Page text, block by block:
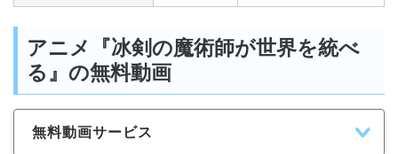
アニメ『冰剣の魔術師が世界を統べ
る』の無料動画
無料動画サービス